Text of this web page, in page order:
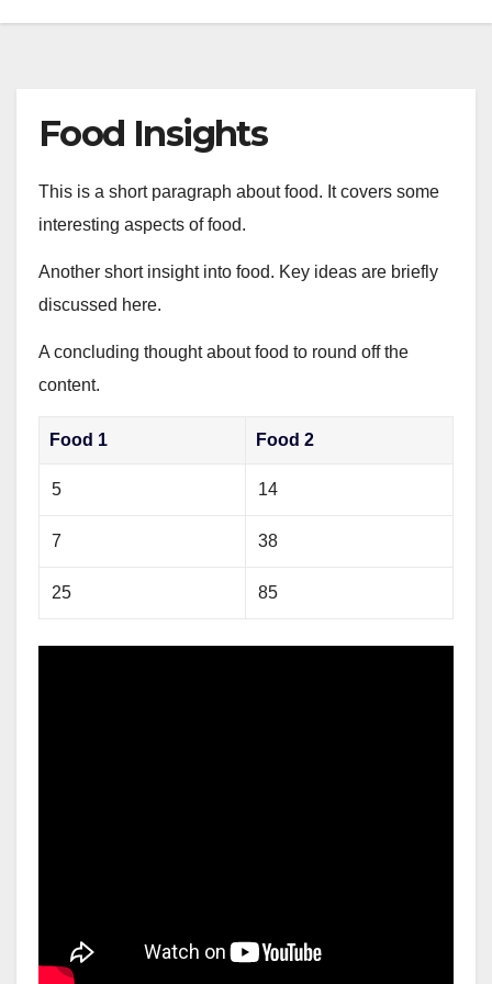
Food Insights
This is a short paragraph about food. It covers some
interesting aspects of food.
Another short insight into food. Key ideas are briefly
discussed here.
A concluding thought about food to round off the
content.
Food 1 Food 2
5 14
7 38
25 85